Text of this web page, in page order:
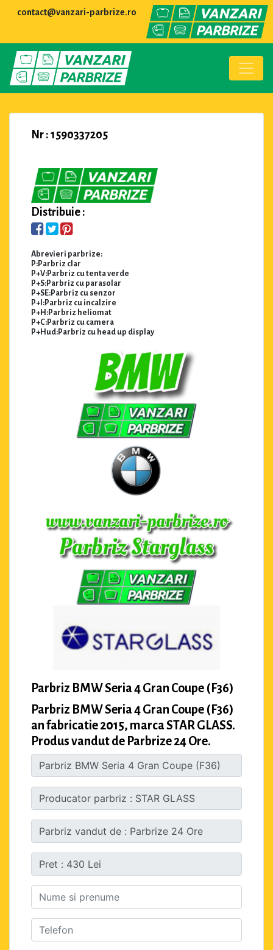
contact@vanzari-parbrize.ro
Nr : 1590337205
Distribuie :
Abrevieri parbrize:
P:Parbriz clar
P+V:Parbriz cu tenta verde
P+S:Parbriz cu parasolar
P+SE:Parbriz cu senzor
P+I:Parbriz cu incalzire
P+H:Parbriz heliomat
P+C:Parbriz cu camera
P+Hud:Parbriz cu head up display
Parbriz BMW Seria 4 Gran Coupe (F36)
Parbriz BMW Seria 4 Gran Coupe (F36)
an fabricatie 2015, marca STAR GLASS.
Produs vandut de Parbrize 24 Ore.